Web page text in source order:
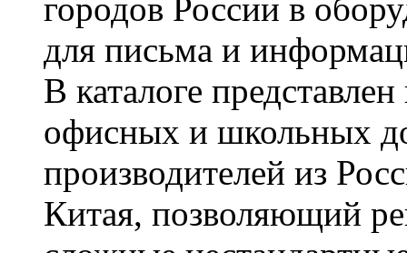
городов России в
для письма и
В каталоге
офисных и школьных
производителей из
Китая, позволяющий